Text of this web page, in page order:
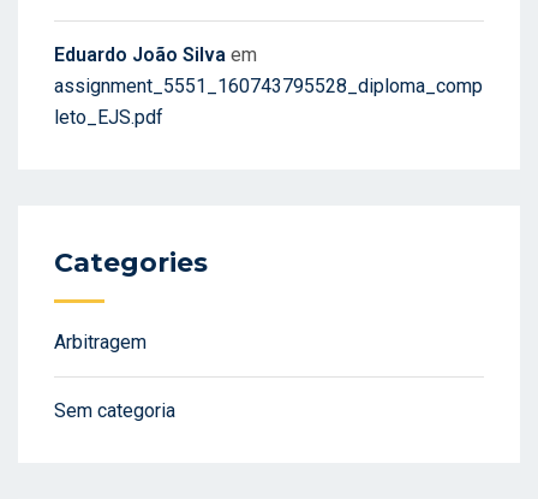
Eduardo João Silva em
assignment_5551_160743795528_diploma_comp
leto_EJS.pdf
Categories
Arbitragem
Sem categoria